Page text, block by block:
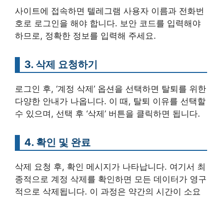
사이트에 접속하면 텔레그램 사용자 이름과 전화번
호로 로그인을 해야 합니다. 보안 코드를 입력해야
하므로, 정확한 정보를 입력해 주세요.
3. 삭제 요청하기
로그인 후, ‘계정 삭제’ 옵션을 선택하면 탈퇴를 위한
다양한 안내가 나옵니다. 이 때, 탈퇴 이유를 선택할
수 있으며, 선택 후 ‘삭제’ 버튼을 클릭하면 됩니다.
4. 확인 및 완료
삭제 요청 후, 확인 메시지가 나타납니다. 여기서 최
종적으로 계정 삭제를 확인하면 모든 데이터가 영구
적으로 삭제됩니다. 이 과정은 약간의 시간이 소요